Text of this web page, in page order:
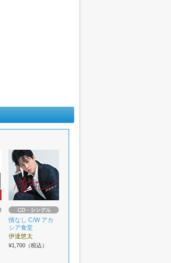
情なし C/W アカ
シア食堂
伊達悠太
¥1,700（税込）